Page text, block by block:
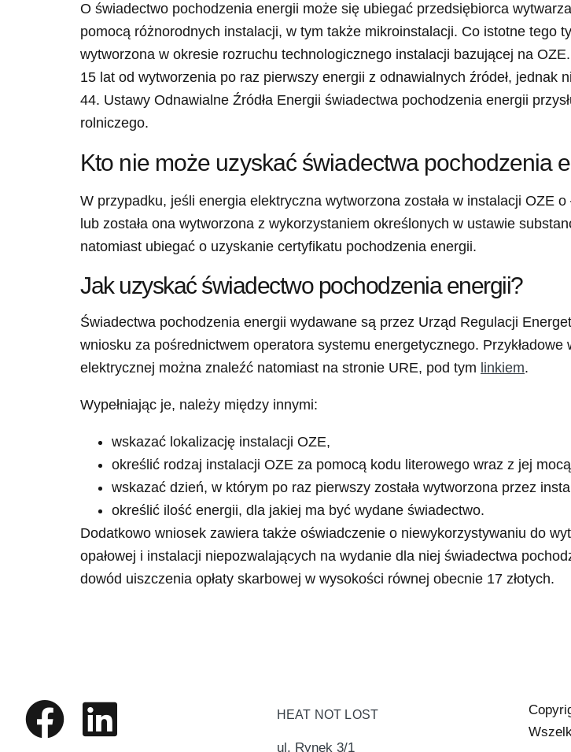
O świadectwo pochodzenia energii może się ubiegać przedsiębiorca
pomocą różnorodnych instalacji, w tym także mikroinstalacji. Co istotne tego
wytworzona w okresie rozruchu technologicznego instalacji bazującej na
15 lat od wytworzenia po raz pierwszy energii z odnawialnych źródeł, jednak
44. Ustawy Odnawialne Źródła Energii świadectwa pochodzenia energii
rolniczego.
Kto nie może uzyskać świadectwa pochodzenia
W przypadku, jeśli energia elektryczna wytworzona została w instalacji OZE
lub została ona wytworzona z wykorzystaniem określonych w ustawie
natomiast ubiegać o uzyskanie certyfikatu pochodzenia energii.
Jak uzyskać świadectwo pochodzenia energii?
Świadectwa pochodzenia energii wydawane są przez Urząd Regulacji
wniosku za pośrednictwem operatora systemu energetycznego.
elektrycznej można znaleźć natomiast na stronie URE, pod tym linkiem.
Wypełniając je, należy między innymi:
wskazać lokalizację instalacji OZE,
określić rodzaj instalacji OZE za pomocą kodu literowego wraz z jej
wskazać dzień, w którym po raz pierwszy została wytworzona przez
określić ilość energii, dla jakiej ma być wydane świadectwo.
Dodatkowo wniosek zawiera także oświadczenie o niewykorzystywaniu do
opałowej i instalacji niepozwalających na wydanie dla niej świadectwa
dowód uiszczenia opłaty skarbowej w wysokości równej obecnie 17 złotych.
HEAT NOT LOST
ul. Rynek 3/1